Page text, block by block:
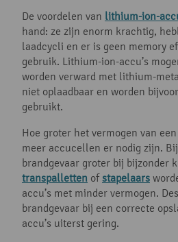
De voordelen van lithium-ion-
hand: ze zijn enorm krachtig,
laadcycli en er is geen memory
gebruik. Lithium-ion-accu’s
worden verward met lithium-
niet oplaadbaar en worden
gebruikt.
Hoe groter het vermogen van
meer accucellen er nodig zijn.
brandgevaar groter bij bijzonder
transpalletten ofstapelaars
accu’s met minder vermogen.
brandgevaar bij een correcte
accu’s uiterst gering.